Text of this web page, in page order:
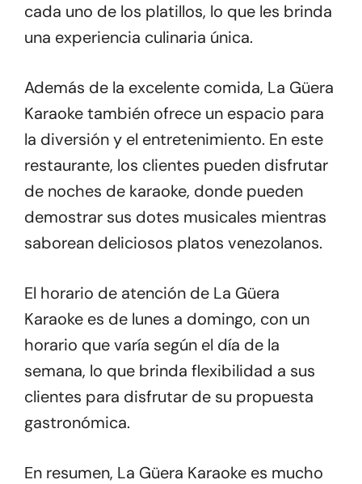
cada uno de los platillos, lo que les brinda
una experiencia culinaria única.
Además de la excelente comida, La Güera
Karaoke también ofrece un espacio para
la diversión y el entretenimiento. En este
restaurante, los clientes pueden disfrutar
de noches de karaoke, donde pueden
demostrar sus dotes musicales mientras
saborean deliciosos platos venezolanos.
El horario de atención de La Güera
Karaoke es de lunes a domingo, con un
horario que varía según el día de la
semana, lo que brinda flexibilidad a sus
clientes para disfrutar de su propuesta
gastronómica.
En resumen, La Güera Karaoke es mucho